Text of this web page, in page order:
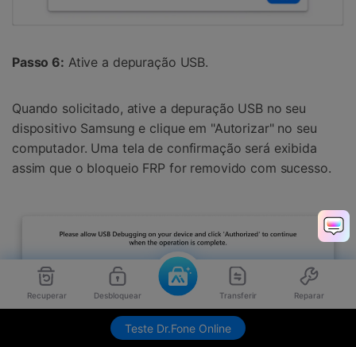
Recuperar Desbloquear Transferir Reparar
Teste Dr.Fone Online
Passo 6: Ative a depuração USB.
Quando solicitado, ative a depuração USB no seu
dispositivo Samsung e clique em "Autorizar" no seu
computador. Uma tela de confirmação será exibida
assim que o bloqueio FRP for removido com sucesso.